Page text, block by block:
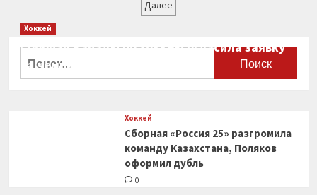
межсезонье
Далее
Хоккей
Сборная Канады по хоккею огласила заявку
на чемпионат мира
Хоккей
Сборная «Россия 25» разгромила
команду Казахстана, Поляков
оформил дубль
0